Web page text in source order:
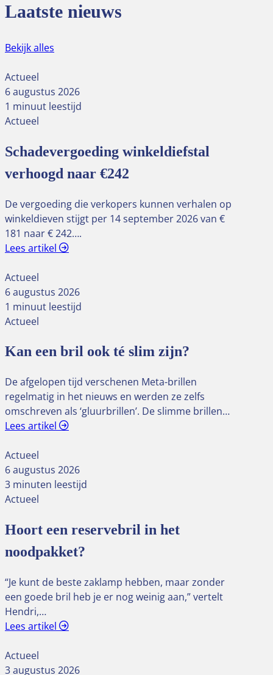
Laatste nieuws
Bekijk alles
Actueel
6 augustus 2026
1 minuut leestijd
Actueel
Schadevergoeding winkeldiefstal
verhoogd naar €242
De vergoeding die verkopers kunnen verhalen op
winkeldieven stijgt per 14 september 2026 van €
181 naar € 242….
Lees artikel
Actueel
6 augustus 2026
1 minuut leestijd
Actueel
Kan een bril ook té slim zijn?
De afgelopen tijd verschenen Meta-brillen
regelmatig in het nieuws en werden ze zelfs
omschreven als ‘gluurbrillen’. De slimme brillen…
Lees artikel
Actueel
6 augustus 2026
3 minuten leestijd
Actueel
Hoort een reservebril in het
noodpakket?
“Je kunt de beste zaklamp hebben, maar zonder
een goede bril heb je er nog weinig aan,” vertelt
Hendri,…
Lees artikel
Actueel
3 augustus 2026